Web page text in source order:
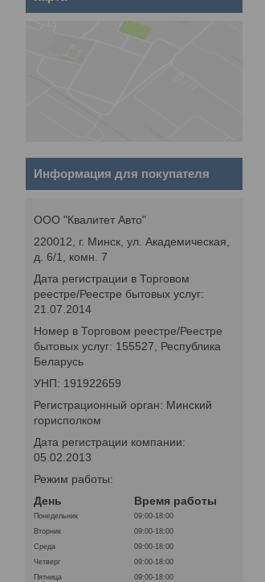
Информация для покупателя
ООО "Квалитет Авто"
220012, г. Минск, ул. Академическая,
д. 6/1, комн. 7
Дата регистрации в Торговом
реестре/Реестре бытовых услуг:
21.07.2014
Номер в Торговом реестре/Реестре
бытовых услуг: 155527, Республика
Беларусь
УНП: 191922659
Регистрационный орган: Минский
горисполком
Дата регистрации компании:
05.02.2013
Режим работы:
День
Время работы
Понедельник
09:00-18:00
Вторник
09:00-18:00
Среда
09:00-18:00
Четверг
09:00-18:00
Пятница
09:00-18:00